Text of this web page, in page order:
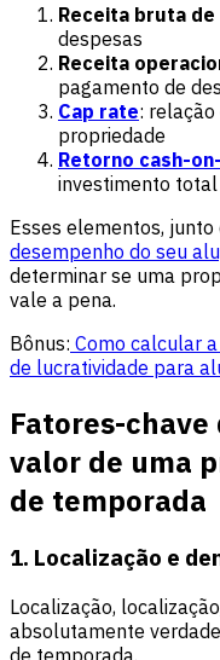
Receita bruta
despesas
Receita
pagamento de
Cap rate:
propriedade
Retorno cash-
investimento total
Esses elementos, junto
desempenho do seu
determinar se uma
vale a pena.
Bônus: Como calcular
de lucratividade para
Fatores-
valor de uma
de temporada
1. Localização e
Localização,
absolutamente